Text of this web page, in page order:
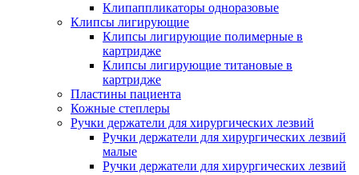
Клипаппликаторы одноразовые
Клипсы лигирующие
Клипсы лигирующие полимерные в
картридже
Клипсы лигирующие титановые в
картридже
Пластины пациента
Кожные степлеры
Ручки держатели для хирургических лезвий
Ручки держатели для хирургических лезвий
малые
Ручки держатели для хирургических лезвий